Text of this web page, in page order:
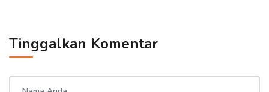
Tinggalkan Komentar